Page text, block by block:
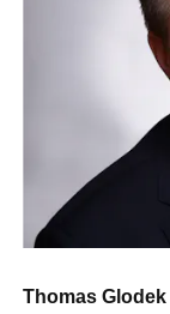
Thomas Glodek